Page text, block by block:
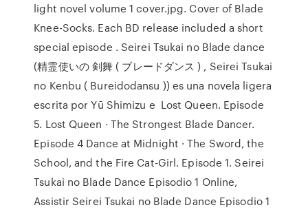
light novel volume 1 cover.jpg. Cover of Blade
Knee-Socks. Each BD release included a short
special episode . Seirei Tsukai no Blade dance
(精霊使いの 剣舞 ( ブレードダンス ) , Seirei Tsukai
no Kenbu ( Bureidodansu )) es una novela ligera
escrita por Yū Shimizu e Lost Queen. Episode
5. Lost Queen · The Strongest Blade Dancer.
Episode 4 Dance at Midnight · The Sword, the
School, and the Fire Cat-Girl. Episode 1. Seirei
Tsukai no Blade Dance Episodio 1 Online,
Assistir Seirei Tsukai no Blade Dance Episodio 1